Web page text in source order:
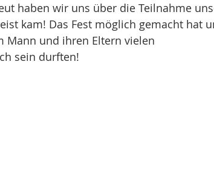
haben wir uns über die Teilnahme
kam! Das Fest möglich gemacht hat
Mann und ihren Eltern vielen
sein durften!